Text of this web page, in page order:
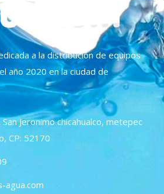
a la distribución de equipos
año 2020 en la ciudad de
Jeronimo chicahualco, metepec
CP: 52170
agua.com